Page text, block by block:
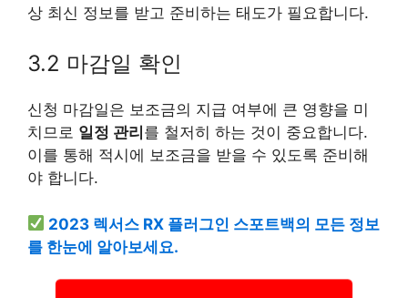
상 최신 정보를 받고 준비하는 태도가 필요합니다.
3.2 마감일 확인
신청 마감일은 보조금의 지급 여부에 큰 영향을 미
치므로 일정 관리 를 철저히 하는 것이 중요합니다.
이를 통해 적시에 보조금을 받을 수 있도록 준비해
야 합니다.
2023 렉서스 RX 플러그인 스포트백의 모든 정보
를 한눈에 알아보세요.